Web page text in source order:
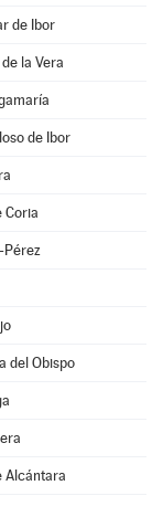
de Ibor
la Vera
de Ibor
Coria
Pérez
del Obispo
Alcántara